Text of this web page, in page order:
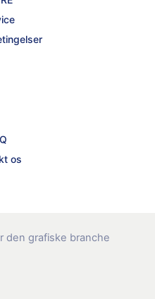
os
den grafiske branche